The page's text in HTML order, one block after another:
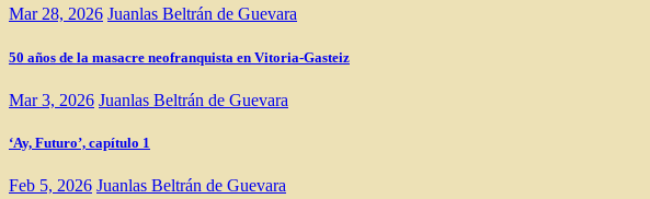
Mar 28, 2026 Juanlas Beltrán de Guevara
50 años de la masacre neofranquista en Vitoria-Gasteiz
Mar 3, 2026 Juanlas Beltrán de Guevara
‘Ay, Futuro’, capítulo 1
Feb 5, 2026 Juanlas Beltrán de Guevara